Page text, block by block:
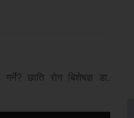
छाति रोग बिशेषज्ञ डा.